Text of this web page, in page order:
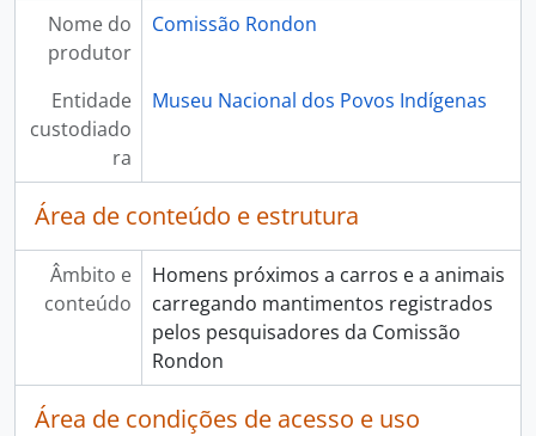
Nome do
produtor
Comissão Rondon
Entidade
custodiado
ra
Museu Nacional dos Povos Indígenas
Área de conteúdo e estrutura
Âmbito e
conteúdo
Homens próximos a carros e a animais
carregando mantimentos registrados
pelos pesquisadores da Comissão
Rondon
Área de condições de acesso e uso